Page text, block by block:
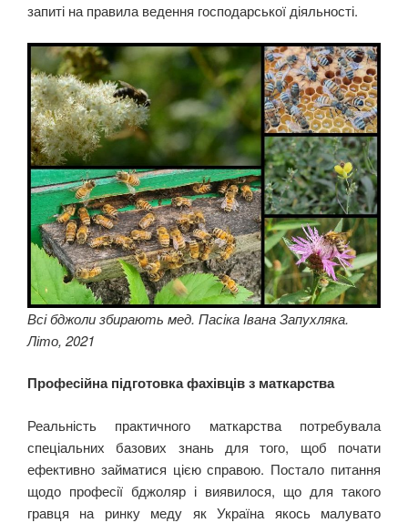
запиті на правила ведення господарської діяльності.
Всі бджоли збирають мед. Пасіка Івана Запухляка.
Літо, 2021
Професійна підготовка фахівців з маткарства
Реальність практичного маткарства потребувала
спеціальних базових знань для того, щоб почати
ефективно займатися цією справою. Постало питання
щодо професії бджоляр і виявилося, що для такого
гравця на ринку меду як Україна якось малувато